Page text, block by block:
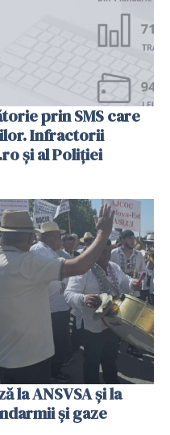
prin SMS care
Infractorii
și al Poliției
la ANSVSA și la
și gaze